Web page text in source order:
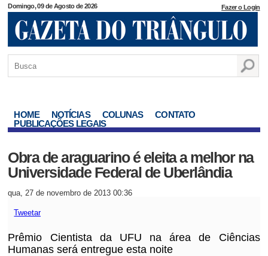
Domingo, 09 de Agosto de 2026 Fazer o Login
HOME NOTÍCIAS COLUNAS
CONTATO
PUBLICAÇÕES LEGAIS
Obra de araguarino é eleita a melhor na
Universidade Federal de Uberlândia
qua, 27 de novembro de 2013 00:36
Tweetar
Prêmio Cientista da UFU na área de Ciências
Humanas será entregue esta noite